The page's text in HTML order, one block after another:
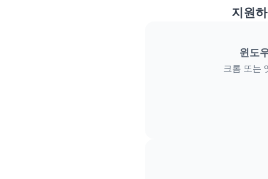
지원
윈도
크롬 또는